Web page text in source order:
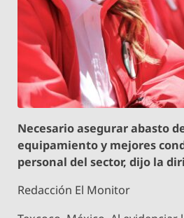
Necesario asegurar abasto
equipamiento y mejores
personal del sector, dijo la
Redacción El Monitor